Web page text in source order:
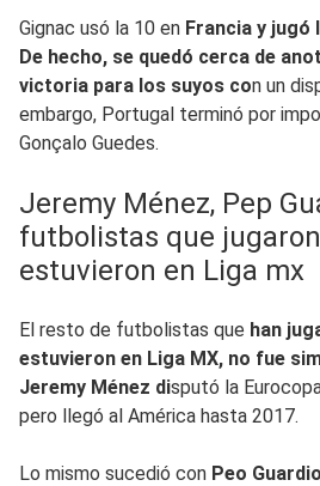
Gignac usó la 10 en Francia y jugó
De hecho, se quedó cerca de
victoria para los suyos con un
embargo, Portugal terminó por
Gonçalo Guedes.
Jeremy Ménez, Pep
futbolistas que
estuvieron en Liga mx
El resto de futbolistas que han
estuvieron en Liga MX, no fue
Jeremy Ménez disputó la
pero llegó al América hasta 2017.
Lo mismo sucedió con Peo